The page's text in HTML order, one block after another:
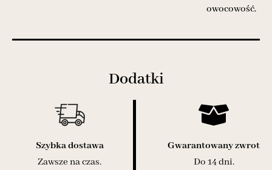
owocowość.
Dodatki
Szybka dostawa
Zawsze na czas.
Gwarantowany zwrot
Do 14 dni.